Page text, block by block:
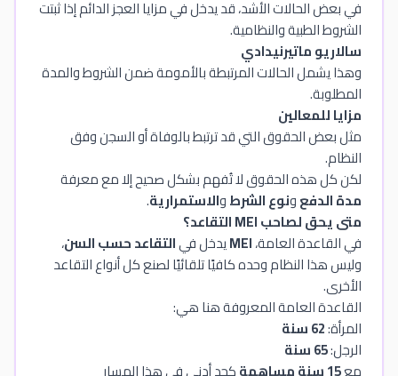
في بعض الحالات الأشد، قد يدخل في مزايا العجز الدائم إذا ثبتت
الشروط الطبية والنظامية.
سالاريو ماتيرنيدادي
وهذا يشمل الحالات المرتبطة بالأمومة ضمن الشروط والمدة
المطلوبة.
مزايا للمعالين
مثل بعض الحقوق التي قد ترتبط بالوفاة أو السجن وفق
النظام.
لكن كل هذه الحقوق لا تُفهم بشكل صحيح إلا مع معرفة
مدة الدفعونوع الشرطوالاستمرارية.
متى يحق لصاحب MEI التقاعد؟
في القاعدة العامة،MEIيدخل فيالتقاعد حسب السن،
وليس هذا النظام وحده كافيًا تلقائيًا لصنع كل أنواع التقاعد
الأخرى.
القاعدة العامة المعروفة هنا هي:
المرأة:62 سنة
الرجل:65 سنة
مع15 سنة مساهمة
كحد أدنى في هذا المسار